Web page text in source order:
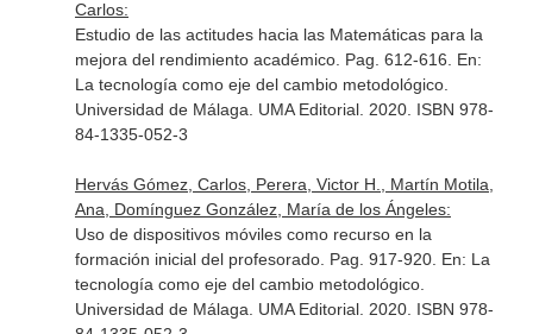
Carlos:
Estudio de las actitudes hacia las Matemáticas para la
mejora del rendimiento académico. Pag. 612-616. En:
La tecnología como eje del cambio metodológico.
Universidad de Málaga. UMA Editorial. 2020. ISBN 978-
84-1335-052-3
Hervás Gómez, Carlos, Perera, Victor H., Martín Motila,
Ana, Domínguez González, María de los Ángeles:
Uso de dispositivos móviles como recurso en la
formación inicial del profesorado. Pag. 917-920. En: La
tecnología como eje del cambio metodológico.
Universidad de Málaga. UMA Editorial. 2020. ISBN 978-